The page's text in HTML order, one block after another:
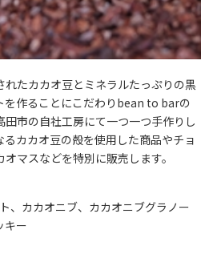
れたカカオ豆とミネラルたっぷりの黒
を作ることにこだわりbean to barの
田市の自社工房にて一つ一つ手作りし
カカオ豆の殻を使用した商品やチョ
マスなどを特別に販売します。
、カカオニブ、カカオニブグラノー
キー